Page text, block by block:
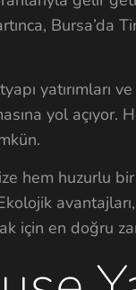
Bursa’da
yatırımları
yol açıyor.
hem huzurlu bir
için en doğru